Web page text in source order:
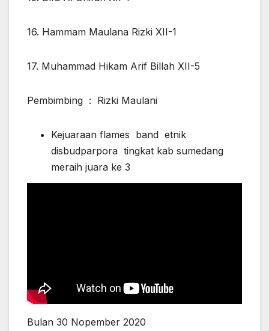
16. Hammam Maulana Rizki XII-1
17. Muhammad Hikam Arif Billah XII-5
Pembimbing : Rizki Maulani
Kejuaraan flames band etnik
disbudparpora tingkat kab sumedang
meraih juara ke 3
Bulan 30 Nopember 2020